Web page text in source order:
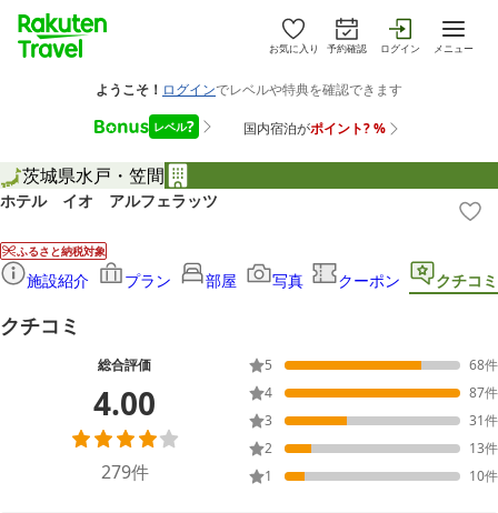
お気に入り 予約確認 ログイン メニュー
茨城県水戸・笠間
ホテル イオ アルフェラッツ
ふるさと納税対象
施設紹介 プラン 部屋 写真 クーポン クチコミ
クチコミ
総合評価
4.00
279件
5 68件
4
87件
3
31件
2
13件
1
10件